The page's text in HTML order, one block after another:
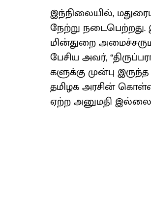
இந்​நிலை​யில்,
நேற்று நடை​பெற்​றது.
மின்​துறை
பேசிய அவர்,
களுக்கு முன்பு
தமிழக அரசின்
ஏற்ற அனு​மதி இல்லை